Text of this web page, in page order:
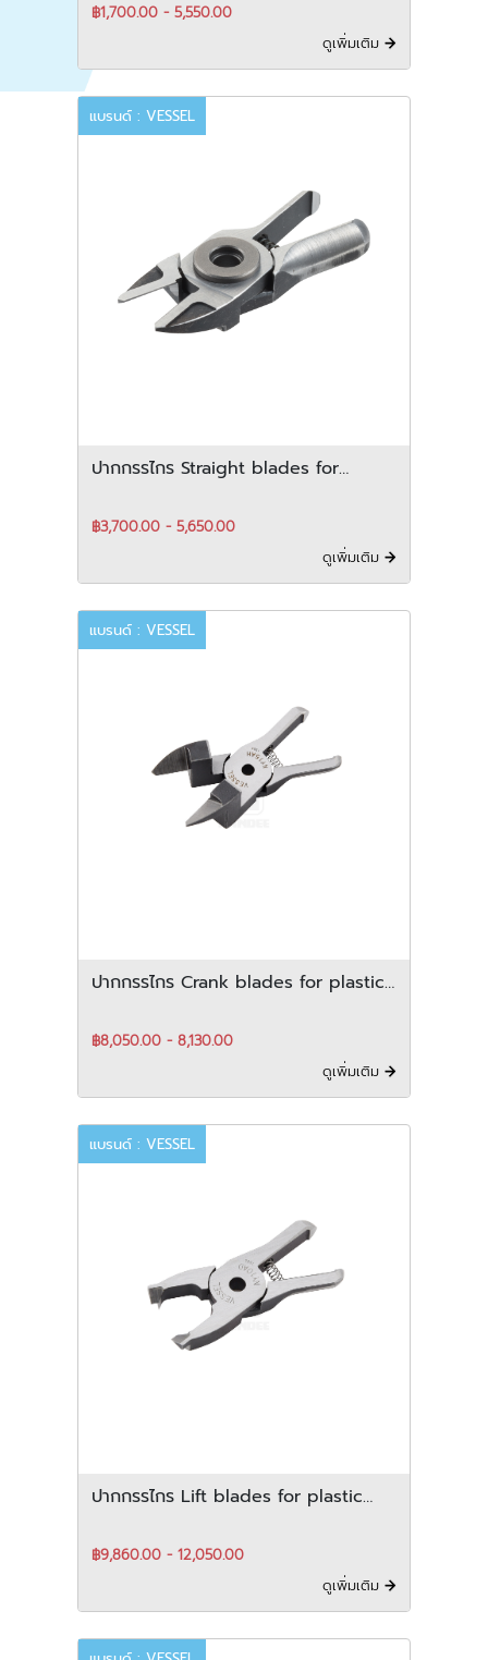
฿1,700.00 - 5,550.00
ดูเพิ่มเติม
แบรนด์ : VESSEL
ปากกรรไกร Straight blades for
฿3,700.00 - 5,650.00
ดูเพิ่มเติม
แบรนด์ : VESSEL
ปากกรรไกร Crank blades for plastic
฿8,050.00 - 8,130.00
ดูเพิ่มเติม
แบรนด์ : VESSEL
ปากกรรไกร Lift blades for plastic
฿9,860.00 - 12,050.00
ดูเพิ่มเติม